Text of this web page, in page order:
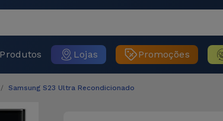
Produtos Lojas Promoções
Samsung S23 Ultra Recondicionado